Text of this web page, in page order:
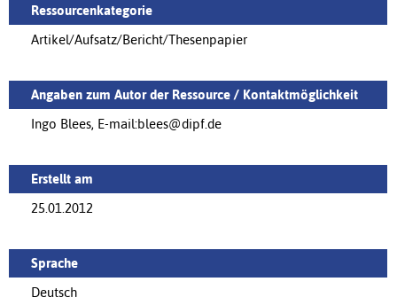
Ressourcenkategorie
Artikel/Aufsatz/Bericht/Thesenpapier
Angaben zum Autor der Ressource / Kontaktmöglichkeit
Ingo Blees, E-mail:blees@dipf.de
Erstellt am
25.01.2012
Sprache
Deutsch